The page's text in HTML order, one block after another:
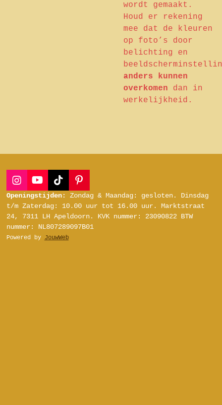
wordt gemaakt.
Houd er rekening
mee dat de kleuren
op foto’s door
belichting en
anders kunnen
overkomen dan in
werkelijkheid.
I
n
s
a
g
r
Y
o
u
T
b
e
T
i
o
k
P
i
n
r
Openingstijden: Zondag & Maandag: gesloten.
Dinsdag
t/m Zaterdag: 10.00 uur tot 16.00 uur. Marktstraat
24, 7311 LH Apeldoorn.
KVK nummer: 23090822 BTW
nummer: NL807289097B01
Powered by JouwWeb